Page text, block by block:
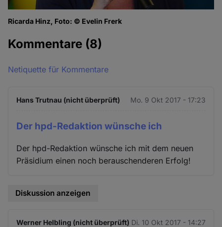
Ricarda Hinz, Foto: © Evelin Frerk
Kommentare (8)
Netiquette für Kommentare
Hans Trutnau (nicht überprüft) Mo. 9 Okt 2017 - 17:23
Der hpd-Redaktion wünsche ich
Der hpd-Redaktion wünsche ich mit dem neuen
Präsidium einen noch berauschenderen Erfolg!
Diskussion anzeigen
Werner Helbling (nicht überprüft) Di. 10 Okt 2017 - 14:27